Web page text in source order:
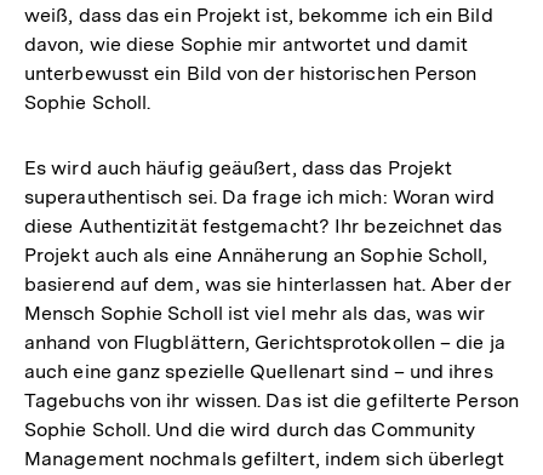
weiß, dass das ein Projekt ist, bekomme ich ein Bild
davon, wie diese Sophie mir antwortet und damit
unterbewusst ein Bild von der historischen Person
Sophie Scholl.
Es wird auch häufig geäußert, dass das Projekt
superauthentisch sei. Da frage ich mich: Woran wird
diese Authentizität festgemacht? Ihr bezeichnet das
Projekt auch als eine Annäherung an Sophie Scholl,
basierend auf dem, was sie hinterlassen hat. Aber der
Mensch Sophie Scholl ist viel mehr als das, was wir
anhand von Flugblättern, Gerichtsprotokollen – die ja
auch eine ganz spezielle Quellenart sind – und ihres
Tagebuchs von ihr wissen. Das ist die gefilterte Person
Sophie Scholl. Und die wird durch das Community
Management nochmals gefiltert, indem sich überlegt